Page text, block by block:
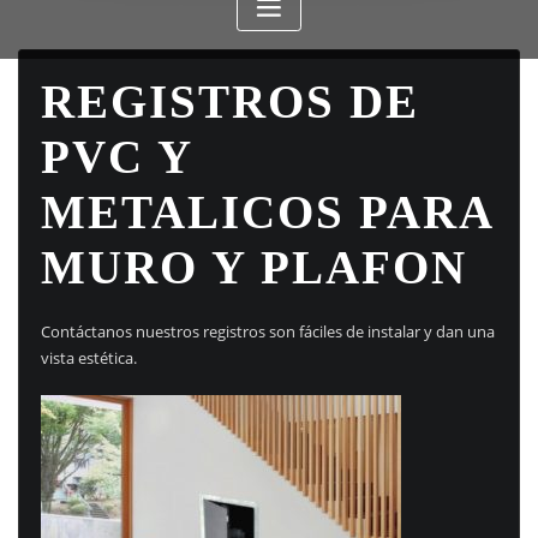
REGISTROS DE
PVC Y
METALICOS PARA
MURO Y PLAFON
Contáctanos nuestros registros son fáciles de instalar y dan una
vista estética.